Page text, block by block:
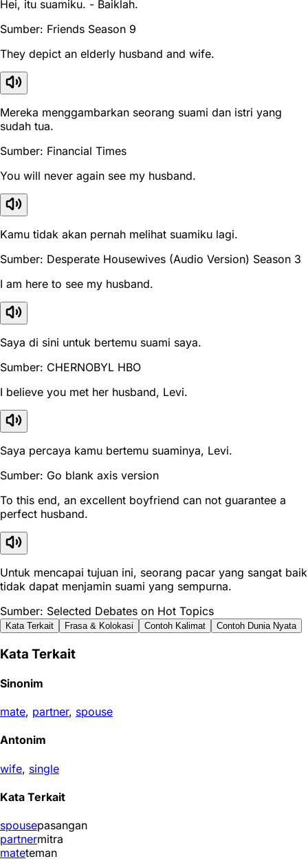
Hei, itu suamiku. - Baiklah.
Sumber: Friends Season 9
They depict an elderly husband and wife.
Mereka menggambarkan seorang suami dan istri yang
sudah tua.
Sumber: Financial Times
You will never again see my husband.
Kamu tidak akan pernah melihat suamiku lagi.
Sumber: Desperate Housewives (Audio Version) Season 3
I am here to see my husband.
Saya di sini untuk bertemu suami saya.
Sumber: CHERNOBYL HBO
I believe you met her husband, Levi.
Saya percaya kamu bertemu suaminya, Levi.
Sumber: Go blank axis version
To this end, an excellent boyfriend can not guarantee a
perfect husband.
Untuk mencapai tujuan ini, seorang pacar yang sangat baik
tidak dapat menjamin suami yang sempurna.
Sumber: Selected Debates on Hot Topics
Kata Terkait Frasa & Kolokasi Contoh Kalimat Contoh Dunia Nyata
Kata Terkait
Sinonim
mate, partner, spouse
Antonim
wife, single
Kata Terkait
spousepasangan
partnermitra
mateteman